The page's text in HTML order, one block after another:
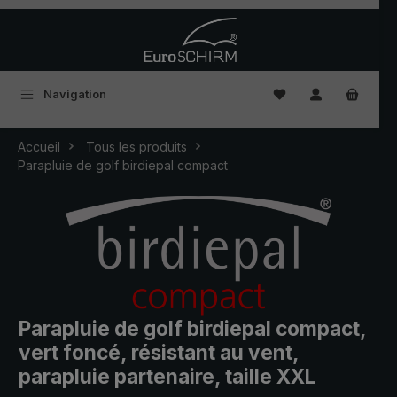
Navigation Vous avez 0
Accueil
Tous les produits
Parapluie de golf birdiepal compact
Parapluie de golf birdiepal compact,
vert foncé, résistant au vent,
parapluie partenaire, taille XXL